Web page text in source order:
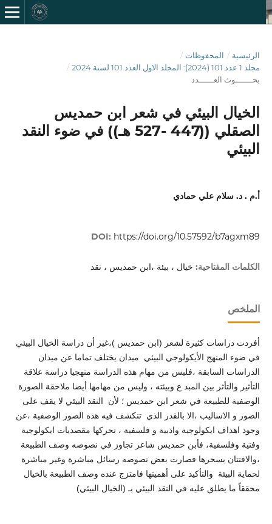
الرئيسية / المحفوظات /
مجلد 1 عدد 101 (2024): المجلد الاول العدد 101 لسنة 2024
/
بحـــــــوث العــــــدد
الخيال البيئي في شعر ابن حمديس
الصقلي ((447 -527 هـ)) في ضوء النقد
البيئي
أ.م . د. سلام علي حمادي
DOI: https://doi.org/10.57592/b7agxm89
الكلمات المفتاحية: خيال ، بيئة ،ابن حمديس ، نقد
الملخص
أفردت دراسات كثيرة لشعر (ابن حمديس )،غير أن دراسة الخيال البيئي
في ضوء المنهج الأيكولوجي البيئي ميدان يختلف تماما عن ميدان
الدراسات السابقة ،فليس من مهام هذه الدراسة منهجيا دراسة علاقة
التأثير والتأثر بين المبد ع وبيئته ، وليس من مهامها أيضا ملاحقة الصورة
الوصفية للطبيعة في شعر ابن حمديس ؛ لأن النقد البيئي لا يقف على
الصور و الاساليب ،الا بالقدر الذي تنكشف فيه هذه الصور الوصفية ،عن
وجود اهداف ايكولوجية وادبية و فلسفية ، تحركها مقصديات ايكولوجية
وفنية وفلسفية، فأبن حمديس شاعر تجاوز في نصوصه وصف الطبيعة
،والافتتان بسحرها فصارت بعض نصوصه رسائل مباشرة وغير مباشرة
لحماية البيئة والتأكيد على أهميتها فامتزج عنده وصف الطبيعة بالخيال
محققاً ما يطلق عليه في النقد البيئي بـ (الخيال البيئي)